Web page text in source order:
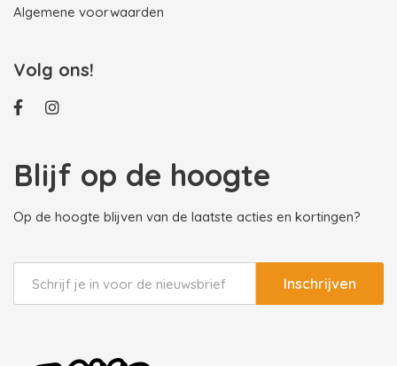
Algemene voorwaarden
Volg ons!
Blijf op de hoogte
Op de hoogte blijven van de laatste acties en kortingen?
Inschrijven